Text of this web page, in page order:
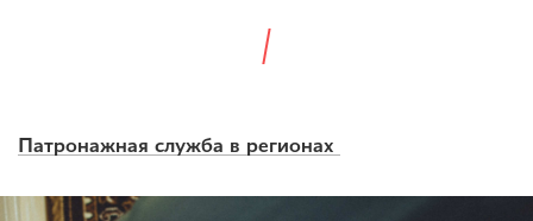
Патронажная служба в регионах